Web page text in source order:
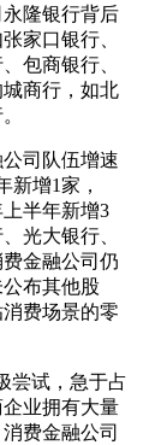
隆银行背后
家口银行、
包商银行、
商行，如北
司队伍增速
新增1家，
半年新增3
光大银行、
金融公司仍
布其他股
费场景的零
试，急于占
业拥有大量
费金融公司